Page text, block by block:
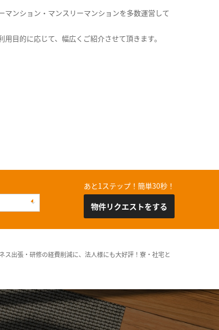
マンション・マンスリーマンションを多数運営して
用目的に応じて、幅広くご紹介させて頂きます。
あと1ステップ！簡単30秒！
物件リクエストをする
出張・研修の経費削減に、法人様にも大好評！寮・社宅と